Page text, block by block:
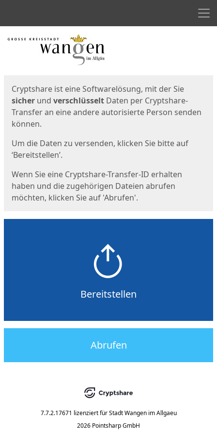
Start
Cryptshare ist eine Softwarelösung, mit der Sie
sicher und verschlüsselt Daten per Cryptshare-
Transfer an eine andere autorisierte Person senden
können.
Um die Daten zu versenden, klicken Sie bitte auf
‘Bereitstellen’.
Wenn Sie eine Cryptshare-Transfer-ID erhalten
haben und die zugehörigen Dateien abrufen
möchten, klicken Sie auf 'Abrufen'.
Bereitstellen
Abrufen
7.7.2.17671 lizenziert für Stadt Wangen im Allgaeu
2026 Pointsharp GmbH